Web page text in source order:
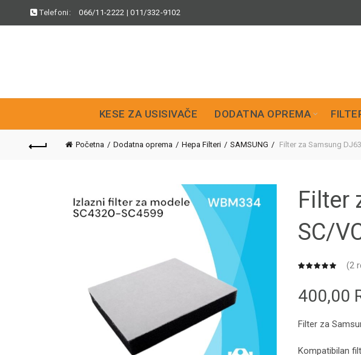
Telefoni: 066/11-2222 |011/332-9102
KESE ZA USISIVAČE DODATNA OPREMA
Početna Dodatna oprema Hepa Filteri SAMSUNG Filter za Samsung
Filter
SC/
(2
400,00
Filter za
Kompatibilan